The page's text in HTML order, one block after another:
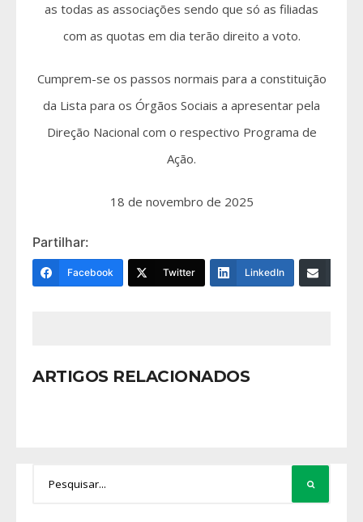
as todas as associações sendo que só as filiadas
com as quotas em dia terão direito a voto.
Cumprem-se os passos normais para a constituição
da Lista para os Órgãos Sociais a apresentar pela
Direção Nacional com o respectivo Programa de
Ação.
18 de novembro de 2025
Partilhar:
Facebook Twitter LinkedIn
ARTIGOS RELACIONADOS